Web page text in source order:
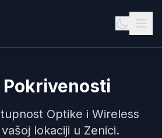
Pokrivenosti
Optike i Wireless
lokaciji u Zenici.